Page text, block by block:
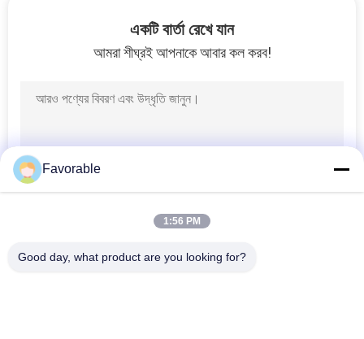
একটি বার্তা রেখে যান
আমরা শীঘ্রই আপনাকে আবার কল করব!
Favorable
1:56 PM
Good day, what product are you looking for?